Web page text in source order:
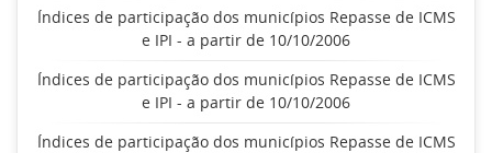
Índices de participação dos municípios Repasse de ICMS
e IPI - a partir de 10/10/2006
Índices de participação dos municípios Repasse de ICMS
e IPI - a partir de 10/10/2006
Índices de participação dos municípios Repasse de ICMS